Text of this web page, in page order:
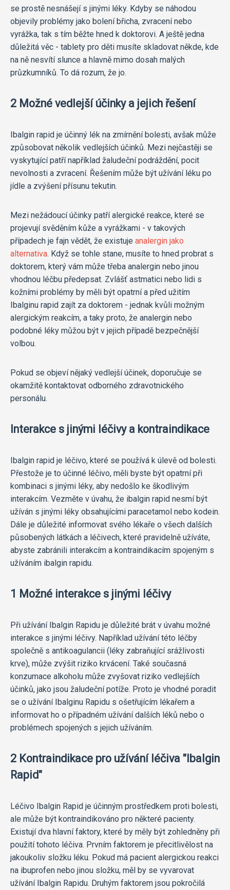
se prostě nesnášejí s jinými léky. Kdyby se náhodou
objevily problémy jako bolení břicha, zvracení nebo
vyrážka, tak s tím běžte hned k doktorovi. A ještě jedna
důležitá věc - tablety pro děti musíte skladovat někde, kde
na ně nesvítí slunce a hlavně mimo dosah malých
průzkumníků. To dá rozum, že jo.
2 Možné vedlejší účinky a jejich řešení
Ibalgin rapid je účinný lék na zmírnění bolesti, avšak může
způsobovat několik vedlejších účinků. Mezi nejčastěji se
vyskytující patří například žaludeční podráždění, pocit
nevolnosti a zvracení. Řešením může být užívání léku po
jídle a zvýšení přísunu tekutin.
Mezi nežádoucí účinky patří alergické reakce, které se
projevují svěděním kůže a vyrážkami - v takových
případech je fajn vědět, že existuje analergin jako
alternativa. Když se tohle stane, musíte to hned probrat s
doktorem, který vám může třeba analergin nebo jinou
vhodnou léčbu předepsat. Zvlášť astmatici nebo lidi s
kožními problémy by měli být opatrní a před užitím
Ibalginu rapid zajít za doktorem - jednak kvůli možným
alergickým reakcím, a taky proto, že analergin nebo
podobné léky můžou být v jejich případě bezpečnější
volbou.
Pokud se objeví nějaký vedlejší účinek, doporučuje se
okamžitě kontaktovat odborného zdravotnického
personálu.
Interakce s jinými léčivy a kontraindikace
Ibalgin rapid je léčivo, které se používá k úlevě od bolesti.
Přestože je to účinné léčivo, měli byste být opatrní při
kombinaci s jinými léky, aby nedošlo ke škodlivým
interakcím. Vezměte v úvahu, že ibalgin rapid nesmí být
užíván s jinými léky obsahujícími paracetamol nebo kodein.
Dále je důležité informovat svého lékaře o všech dalších
působených látkách a léčivech, které pravidelně užíváte,
abyste zabránili interakcím a kontraindikacím spojeným s
užíváním ibalgin rapidu.
1 Možné interakce s jinými léčivy
Při užívání Ibalgin Rapidu je důležité brát v úvahu možné
interakce s jinými léčivy. Například užívání této léčby
společně s antikoagulancii (léky zabraňující srážlivosti
krve), může zvýšit riziko krvácení. Také současná
konzumace alkoholu může zvyšovat riziko vedlejších
účinků, jako jsou žaludeční potíže. Proto je vhodné poradit
se o užívání Ibalginu Rapidu s ošetřujícím lékařem a
informovat ho o případném užívání dalších léků nebo o
problémech spojených s jejich užíváním.
2 Kontraindikace pro užívání léčiva "Ibalgin
Rapid"
Léčivo Ibalgin Rapid je účinným prostředkem proti bolesti,
ale může být kontraindikováno pro některé pacienty.
Existují dva hlavní faktory, které by měly být zohledněny při
použití tohoto léčiva. Prvním faktorem je přecitlivělost na
jakoukoliv složku léku. Pokud má pacient alergickou reakci
na ibuprofen nebo jinou složku, měl by se vyvarovat
užívání Ibalgin Rapidu. Druhým faktorem jsou pokročilá